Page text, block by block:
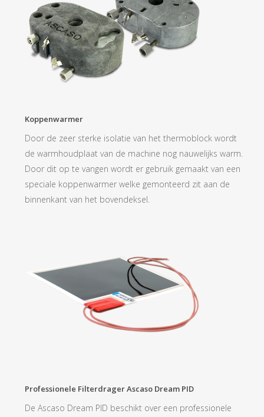
Koppenwarmer
Door de zeer sterke isolatie van het thermoblock wordt
de warmhoudplaat van de machine nog nauwelijks warm.
Door dit op te vangen wordt er gebruik gemaakt van een
speciale koppenwarmer welke gemonteerd zit aan de
binnenkant van het bovendeksel.
Professionele Filterdrager Ascaso Dream PID
De Ascaso Dream PID beschikt over een professionele